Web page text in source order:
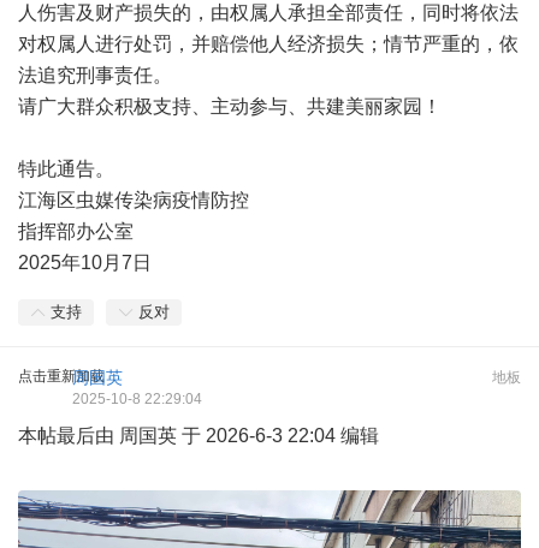
人伤害及财产损失的，由权属人承担全部责任，同时将依法
对权属人进行处罚，并赔偿他人经济损失；情节严重的，依
法追究刑事责任。
请广大群众积极支持、主动参与、共建美丽家园！
特此通告。
江海区虫媒传染病疫情防控
指挥部办公室
2025年10月7日
支持 反对
点击重新加载 地板
周国英
2025-10-8 22:29:04
本帖最后由 周国英 于 2026-6-3 22:04 编辑